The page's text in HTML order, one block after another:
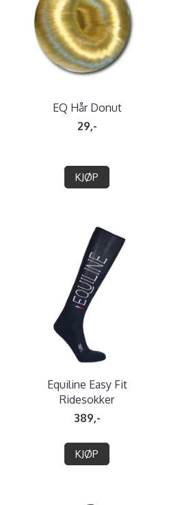
EQ Hår Donut
29,-
KJØP
Equiline Easy Fit
Ridesokker
389,-
KJØP